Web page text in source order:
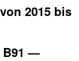
2015 bis
B91 —